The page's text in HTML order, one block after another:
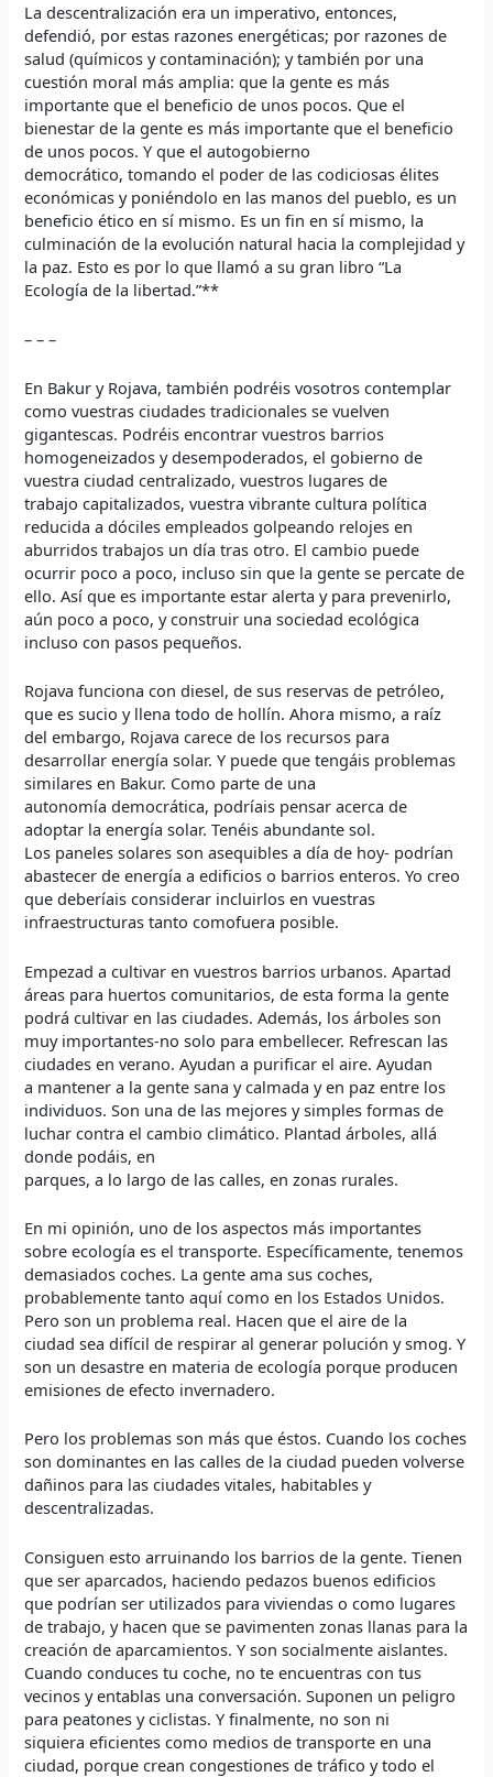
La descentralización era un imperativo, entonces,
defendió, por estas razones energéticas; por razones de
salud (químicos y contaminación); y también por una
cuestión moral más amplia: que la gente es más
importante que el beneficio de unos pocos. Que el
bienestar de la gente es más importante que el beneficio
de unos pocos. Y que el autogobierno
democrático, tomando el poder de las codiciosas élites
económicas y poniéndolo en las manos del pueblo, es un
beneficio ético en sí mismo. Es un fin en sí mismo, la
culminación de la evolución natural hacia la complejidad y
la paz. Esto es por lo que llamó a su gran libro “La
Ecología de la libertad.”**
– – –
En Bakur y Rojava, también podréis vosotros contemplar
como vuestras ciudades tradicionales se vuelven
gigantescas. Podréis encontrar vuestros barrios
homogeneizados y desempoderados, el gobierno de
vuestra ciudad centralizado, vuestros lugares de
trabajo capitalizados, vuestra vibrante cultura política
reducida a dóciles empleados golpeando relojes en
aburridos trabajos un día tras otro. El cambio puede
ocurrir poco a poco, incluso sin que la gente se percate de
ello. Así que es importante estar alerta y para prevenirlo,
aún poco a poco, y construir una sociedad ecológica
incluso con pasos pequeños.
Rojava funciona con diesel, de sus reservas de petróleo,
que es sucio y llena todo de hollín. Ahora mismo, a raíz
del embargo, Rojava carece de los recursos para
desarrollar energía solar. Y puede que tengáis problemas
similares en Bakur. Como parte de una
autonomía democrática, podríais pensar acerca de
adoptar la energía solar. Tenéis abundante sol.
Los paneles solares son asequibles a día de hoy- podrían
abastecer de energía a edificios o barrios enteros. Yo creo
que deberíais considerar incluirlos en vuestras
infraestructuras tanto comofuera posible.
Empezad a cultivar en vuestros barrios urbanos. Apartad
áreas para huertos comunitarios, de esta forma la gente
podrá cultivar en las ciudades. Además, los árboles son
muy importantes-no solo para embellecer. Refrescan las
ciudades en verano. Ayudan a purificar el aire. Ayudan
a mantener a la gente sana y calmada y en paz entre los
individuos. Son una de las mejores y simples formas de
luchar contra el cambio climático. Plantad árboles, allá
donde podáis, en
parques, a lo largo de las calles, en zonas rurales.
En mi opinión, uno de los aspectos más importantes
sobre ecología es el transporte. Específicamente, tenemos
demasiados coches. La gente ama sus coches,
probablemente tanto aquí como en los Estados Unidos.
Pero son un problema real. Hacen que el aire de la
ciudad sea difícil de respirar al generar polución y smog. Y
son un desastre en materia de ecología porque producen
emisiones de efecto invernadero.
Pero los problemas son más que éstos. Cuando los coches
son dominantes en las calles de la ciudad pueden volverse
dañinos para las ciudades vitales, habitables y
descentralizadas.
Consiguen esto arruinando los barrios de la gente. Tienen
que ser aparcados, haciendo pedazos buenos edificios
que podrían ser utilizados para viviendas o como lugares
de trabajo, y hacen que se pavimenten zonas llanas para la
creación de aparcamientos. Y son socialmente aislantes.
Cuando conduces tu coche, no te encuentras con tus
vecinos y entablas una conversación. Suponen un peligro
para peatones y ciclistas. Y finalmente, no son ni
siquiera eficientes como medios de transporte en una
ciudad, porque crean congestiones de tráfico y todo el